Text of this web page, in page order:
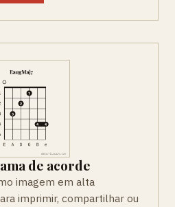
de acorde
imagem em alta
imprimir, compartilhar ou